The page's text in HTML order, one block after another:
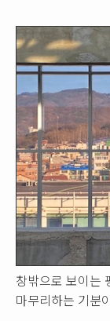
창밖으로 보이는
마무리하는 기분